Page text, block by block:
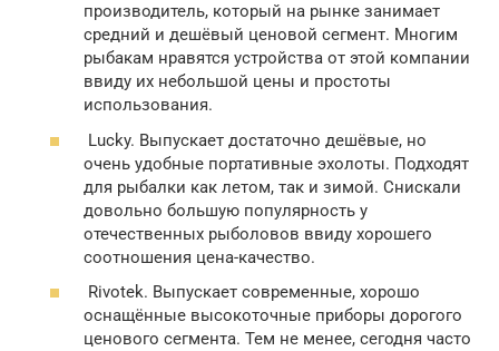
производитель, который на рынке занимает
средний и дешёвый ценовой сегмент. Многим
рыбакам нравятся устройства от этой компании
ввиду их небольшой цены и простоты
использования.
Lucky. Выпускает достаточно дешёвые, но
очень удобные портативные эхолоты. Подходят
для рыбалки как летом, так и зимой. Снискали
довольно большую популярность у
отечественных рыболовов ввиду хорошего
соотношения цена-качество.
Rivotek. Выпускает современные, хорошо
оснащённые высокоточные приборы дорогого
ценового сегмента. Тем не менее, сегодня часто